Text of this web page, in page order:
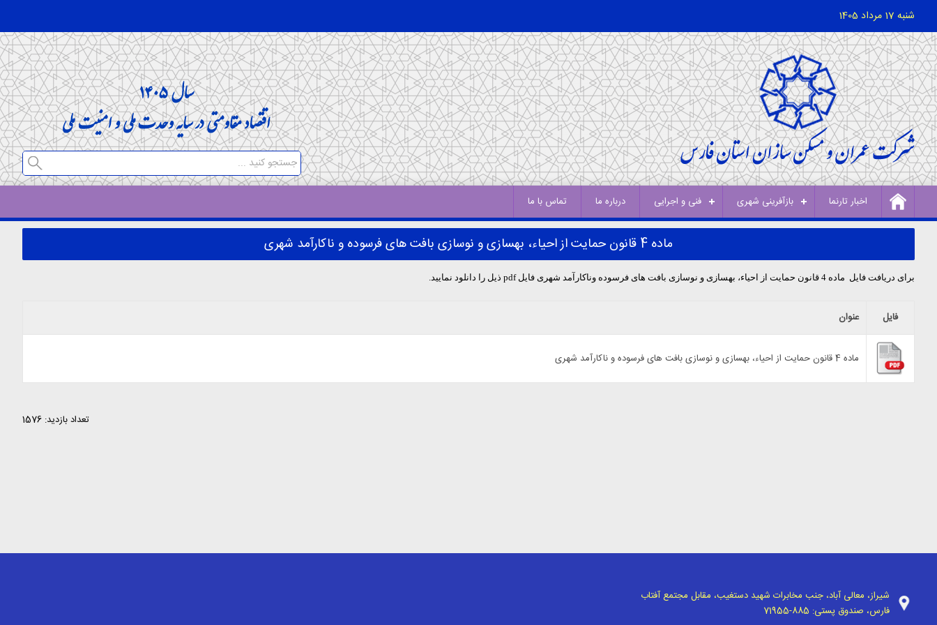
شنبه 17 مرداد 1405
اخبار تارنما بازآفرینی شهری فنی و اجرایی درباره ما تماس با ما
ماده 4 قانون حمایت از احیاء، بهسازی و نوسازی بافت های فرسوده و ناکارآمد شهری
برای دریافت فایل ماده 4 قانون حمایت از احیاء، بهسازی و نوسازی بافت های فرسوده وناکارآمد شهری فایل pdf ذیل را دانلود نمایید.
فایل عنوان
ماده 4 قانون حمایت از احیاء، بهسازی و نوسازی بافت های فرسوده و ناکارآمد شهری
تعداد بازدید: 1576
شیراز، معالی آباد، جنب مخابرات شهید دستغیب، مقابل مجتمع آفتاب
فارس، صندوق پستی: 71955-885